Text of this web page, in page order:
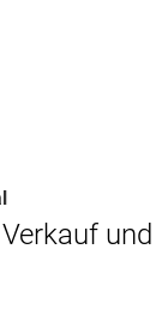
und